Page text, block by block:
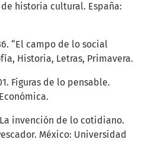
de historia cultural. España:
“El campo de lo social
Historia, Letras, Primavera.
Figuras de lo pensable.
invención de lo cotidiano.
México: Universidad